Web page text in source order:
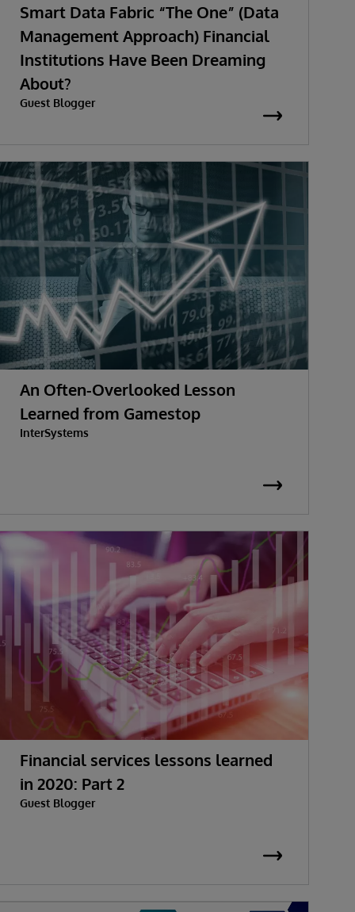
Smart Data Fabric “The One” (Data
Management Approach) Financial
Institutions Have Been Dreaming
About?
Guest Blogger
An Often-Overlooked Lesson
Learned from Gamestop
InterSystems
Financial services lessons learned
in 2020: Part 2
Guest Blogger